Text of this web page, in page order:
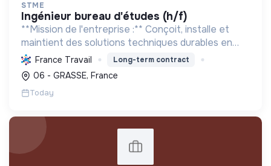
STME
ingénieur bureau d'études (h/f)
**Mission de l'entreprise :** Conçoit, installe et
maintient des solutions techniques durables en
génie climatique, électrique et plomberie. Certifiée
RGE, elle optimise l'énergie et le bien-être, pou...
France Travail Long-term contract
06 - GRASSE, France
Today